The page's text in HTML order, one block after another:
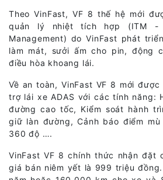
Theo VinFast, VF 8 thế hệ mới
quản lý nhiệt tích hợp (ITM -
Management) do VinFast phát
làm mát, sưởi ấm cho pin, động
điều hòa khoang lái.
Về an toàn, VinFast VF 8 mới
trợ lái xe ADAS với các tính năng:
đường cao tốc, Kiểm soát hành
giữ làn đường, Cảnh báo điểm
360 độ ….
VinFast VF 8 chính thức nhận đặt
giá bán niêm yết là 999 triệu